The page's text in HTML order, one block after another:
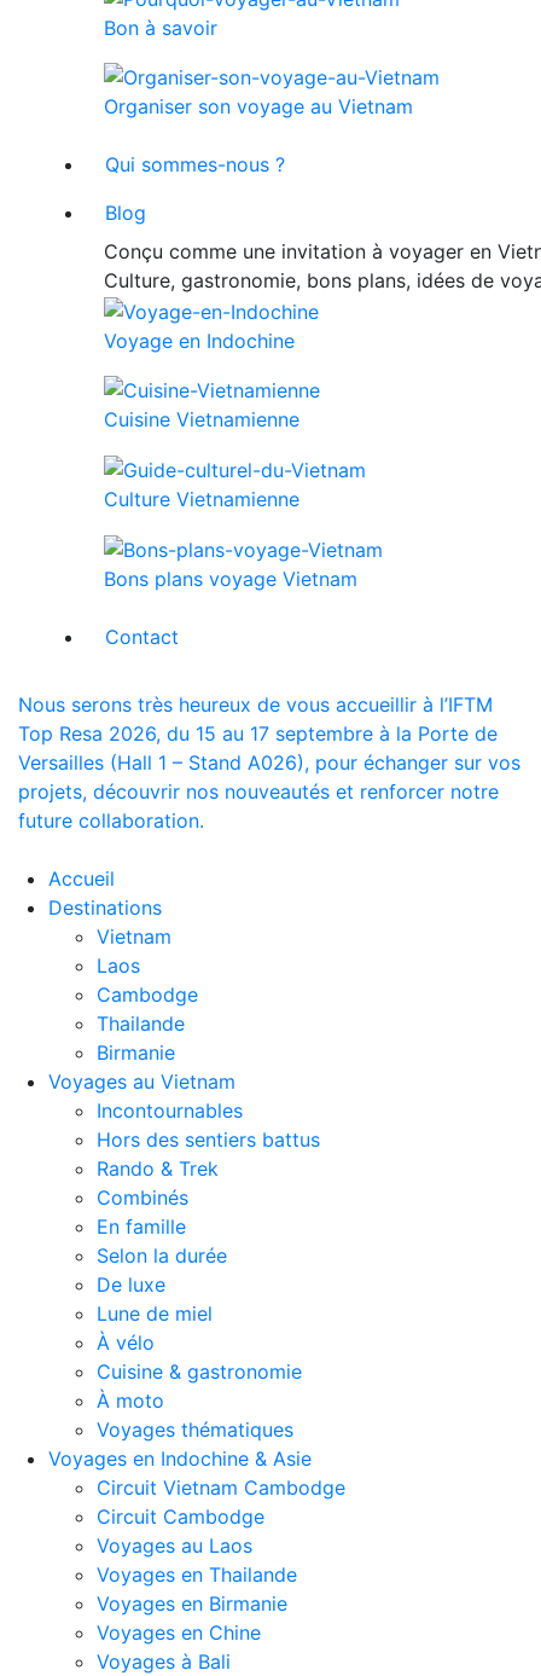
Bon à savoir
Organiser son voyage au Vietnam
Qui sommes-nous ?
Blog
Conçu comme une invitation à voyager en
Culture, gastronomie, bons plans, idées de
Voyage en Indochine
Cuisine Vietnamienne
Culture Vietnamienne
Bons plans voyage Vietnam
Contact
Nous serons très heureux de vous accueillir à l’IFTM
Top Resa 2026, du 15 au 17 septembre à la Porte de
Versailles (Hall 1 – Stand A026), pour échanger sur vos
projets, découvrir nos nouveautés et renforcer notre
future collaboration.
Accueil
Destinations
Vietnam
Laos
Cambodge
Thailande
Birmanie
Voyages au Vietnam
Incontournables
Hors des sentiers battus
Rando & Trek
Combinés
En famille
Selon la durée
De luxe
Lune de miel
À vélo
Cuisine & gastronomie
À moto
Voyages thématiques
Voyages en Indochine & Asie
Circuit Vietnam Cambodge
Circuit Cambodge
Voyages au Laos
Voyages en Thailande
Voyages en Birmanie
Voyages en Chine
Voyages à Bali